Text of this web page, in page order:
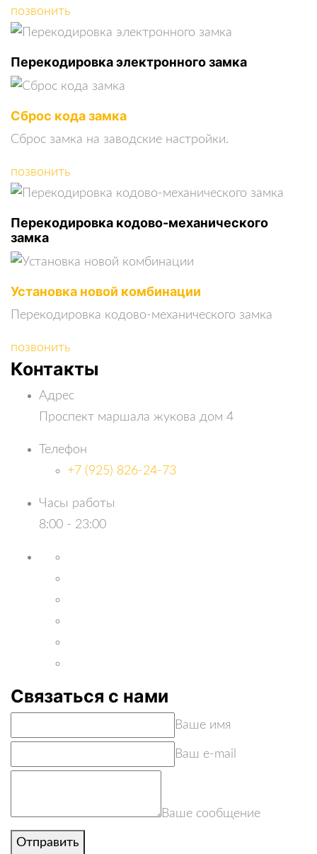
позвонить
Перекодировка электронного замка
Сброс кода замка
Сброс замка на заводские настройки.
позвонить
Перекодировка кодово-механического
замка
Установка новой комбинации
Перекодировка кодово-механического замка
позвонить
Контакты
Адрес
Проспект маршала жукова дом 4
Телефон
+7 (925) 826-24-73
Часы работы
8:00 - 23:00
Связаться с нами
Ваше имя
Ваш e-mail
Ваше сообщение
Отправить